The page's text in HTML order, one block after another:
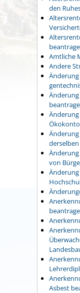
den
Amtliche
Andere
von
Asbest